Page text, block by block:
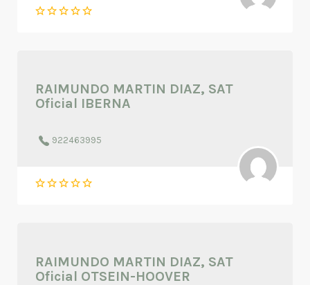
RAIMUNDO MARTIN DIAZ, SAT
Oficial IBERNA
922463995
RAIMUNDO MARTIN DIAZ, SAT
Oficial OTSEIN-HOOVER